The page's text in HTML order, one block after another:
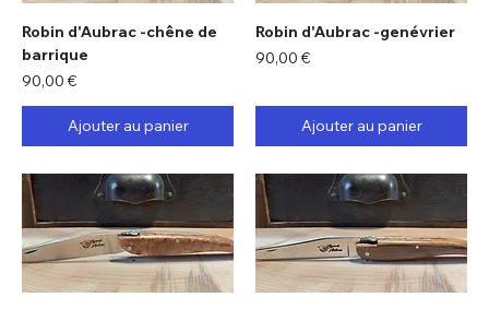
Robin d'Aubrac -chêne de
barrique
Prix
90,00 €
Ajouter au panier
Robin d'Aubrac -genévrier
Prix
90,00 €
Ajouter au panier